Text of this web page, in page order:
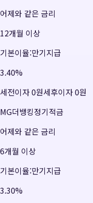
어제와 같은 금리
12개월 이상
기본이율:만기지급
3.40%
세전이자0원세후이자0원
MG더뱅킹정기적금
어제와 같은 금리
6개월 이상
기본이율:만기지급
3.30%